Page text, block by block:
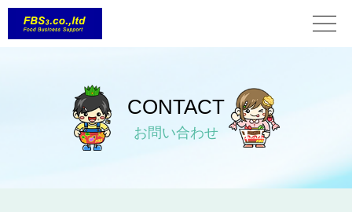
CONTACT
お問い合わせ